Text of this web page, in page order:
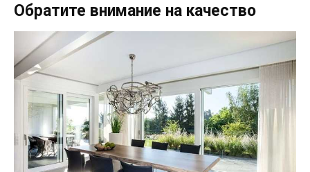
Обратите внимание на качество